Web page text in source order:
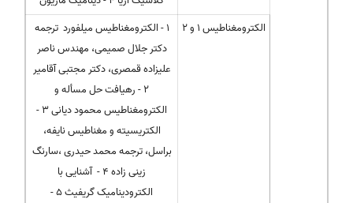
الکترومغناطیس 1 و 2
1 - الکترومغناطیس میلفورد ترجمه
دکتر جلال صمیمی، مهندس ناصر
علیزاده قمصری، دکتر مجتبی آقامیر
2 - رهیافت حل مسأله و
الکترومغناطیس محمود دیانی 3 -
الکتریسیته و مغناطیس نایفه،
براسل، ترجمه محمد حیدری ،سارنگ
زینی زاده 4 - آشنایی با
الکترودینامیک گریفیث 5 -